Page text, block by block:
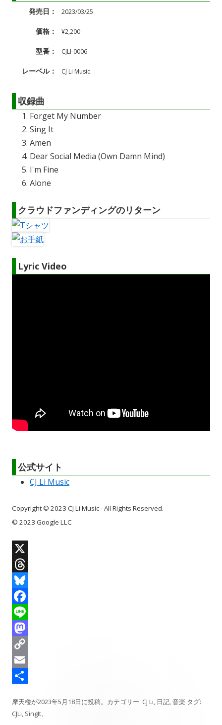
発売日： 2023/03/25
価格： ¥2,200
型番： CJLI-0006
レーベル： CJ Li Music
収録曲
Forget My Number
Sing It
Amen
Dear Social Media (Own Damn Mind)
I'm Fine
Alone
クラウドファンディングのリターン
Lyric Video
公式サイト
CJ Li Music
Copyright © 2023 CJ Li Music - All Rights Reserved.
© 2023 Google LLC
X
T
h
r
e
a
d
s
B
u
e
s
k
F
a
c
e
b
o
L
n
e
M
a
s
o
C
o
y
E
a
有
摩天楼が2023年5月18日に投稿。カテゴリー: CJ Li, 日記,音楽 タグ:
CJLi, SingIt。